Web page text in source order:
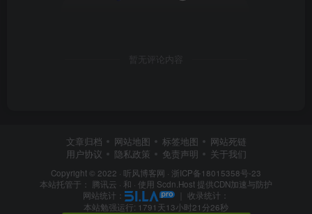
暂无评论内容
文章归档 网站地图 标签地图
网站死链
用户协议
隐私政策 免责声明 关于我们
Copyright © 2022 · 听风博客网 · 浙ICP备18015358号-23
本站托管于： 腾讯云 · 和 · 使用 Scdn.Host 提供CDN加速与防护
网站统计：
收录统计：
本站勉强运行: 1791天13小时21分27秒